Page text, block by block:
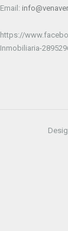
Email:
https://
Inmobiliaria-